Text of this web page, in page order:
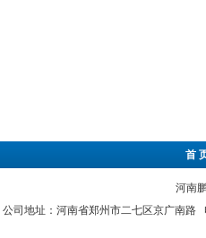
首
河南
公司地址：河南省郑州市二七区京广南